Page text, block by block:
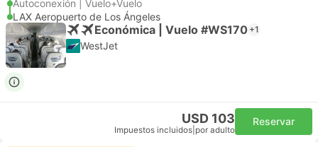
Autoconexión | Vuelo+Vuelo
LAX Aeropuerto de Los Ángeles
Económica | Vuelo #WS170 +1
WestJet
USD 103
Impuestos incluidos por adulto
Reservar